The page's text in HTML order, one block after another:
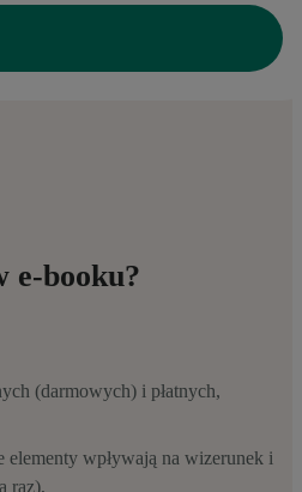
e-booku?
(darmowych) i płatnych,
elementy wpływają na wizerunek i
raz),